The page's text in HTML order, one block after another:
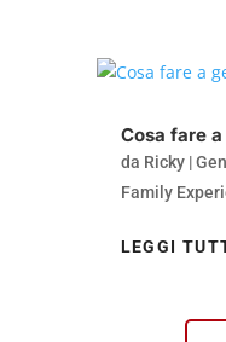
Cosa fare
da Ricky|
Family
LEGGI